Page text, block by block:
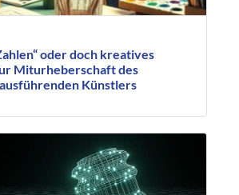
oder doch kreatives
Miturheberschaft des
Künstlers